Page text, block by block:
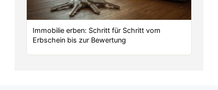
Immobilie erben: Schritt für Schritt vom
Erbschein bis zur Bewertung